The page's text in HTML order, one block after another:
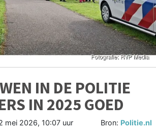
IN DE POLITIE
IN 2025 GOED
mei 2026, 10:07 uur Bron: Politie.nl